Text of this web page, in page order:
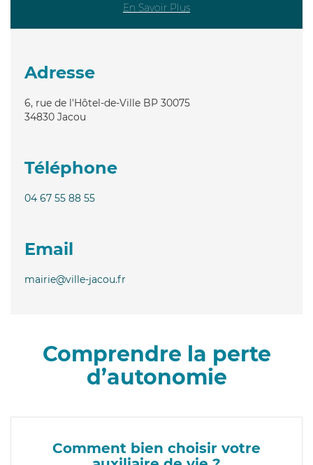
En Savoir Plus
Adresse
6, rue de l'Hôtel-de-Ville BP 30075
34830 Jacou
Téléphone
04 67 55 88 55
Email
mairie@ville-jacou.fr
Comprendre la perte
d’autonomie
Comment bien choisir votre